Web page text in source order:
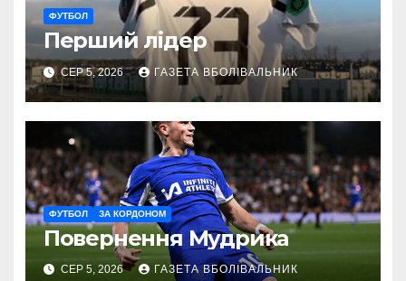
ФУТБОЛ
Перший лідер
СЕР 5, 2026 ГАЗЕТА ВБОЛІВАЛЬНИК
ФУТБОЛ ЗА КОРДОНОМ
Повернення Мудрика
СЕР 5, 2026 ГАЗЕТА ВБОЛІВАЛЬНИК